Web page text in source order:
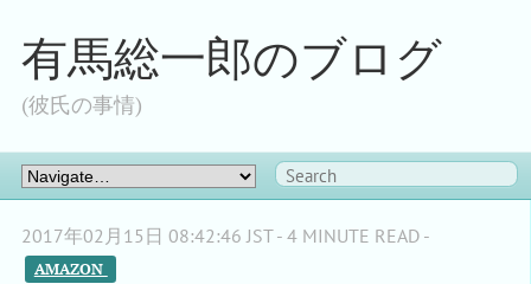
有馬総一郎のブログ
(彼氏の事情)
2017年02月15日 08:42:46 JST - 4 MINUTE READ -
AMAZON